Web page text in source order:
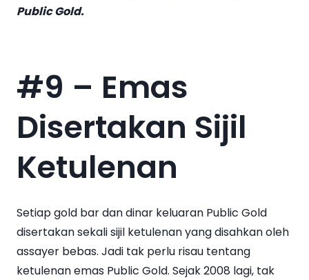
Public Gold.
#9 – Emas
Disertakan Sijil
Ketulenan
Setiap gold bar dan dinar keluaran Public Gold
disertakan sekali sijil ketulenan yang disahkan oleh
assayer bebas. Jadi tak perlu risau tentang
ketulenan emas Public Gold. Sejak 2008 lagi, tak